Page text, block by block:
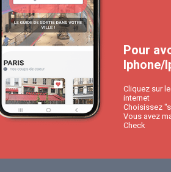
Pour
Iphone/
Cliquez sur
internet
Choisissez
Vous avez
Check